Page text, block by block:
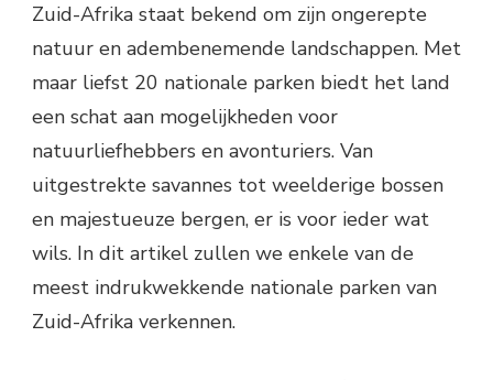
Zuid-Afrika staat bekend om zijn ongerepte
natuur en adembenemende landschappen. Met
maar liefst 20 nationale parken biedt het land
een schat aan mogelijkheden voor
natuurliefhebbers en avonturiers. Van
uitgestrekte savannes tot weelderige bossen
en majestueuze bergen, er is voor ieder wat
wils. In dit artikel zullen we enkele van de
meest indrukwekkende nationale parken van
Zuid-Afrika verkennen.